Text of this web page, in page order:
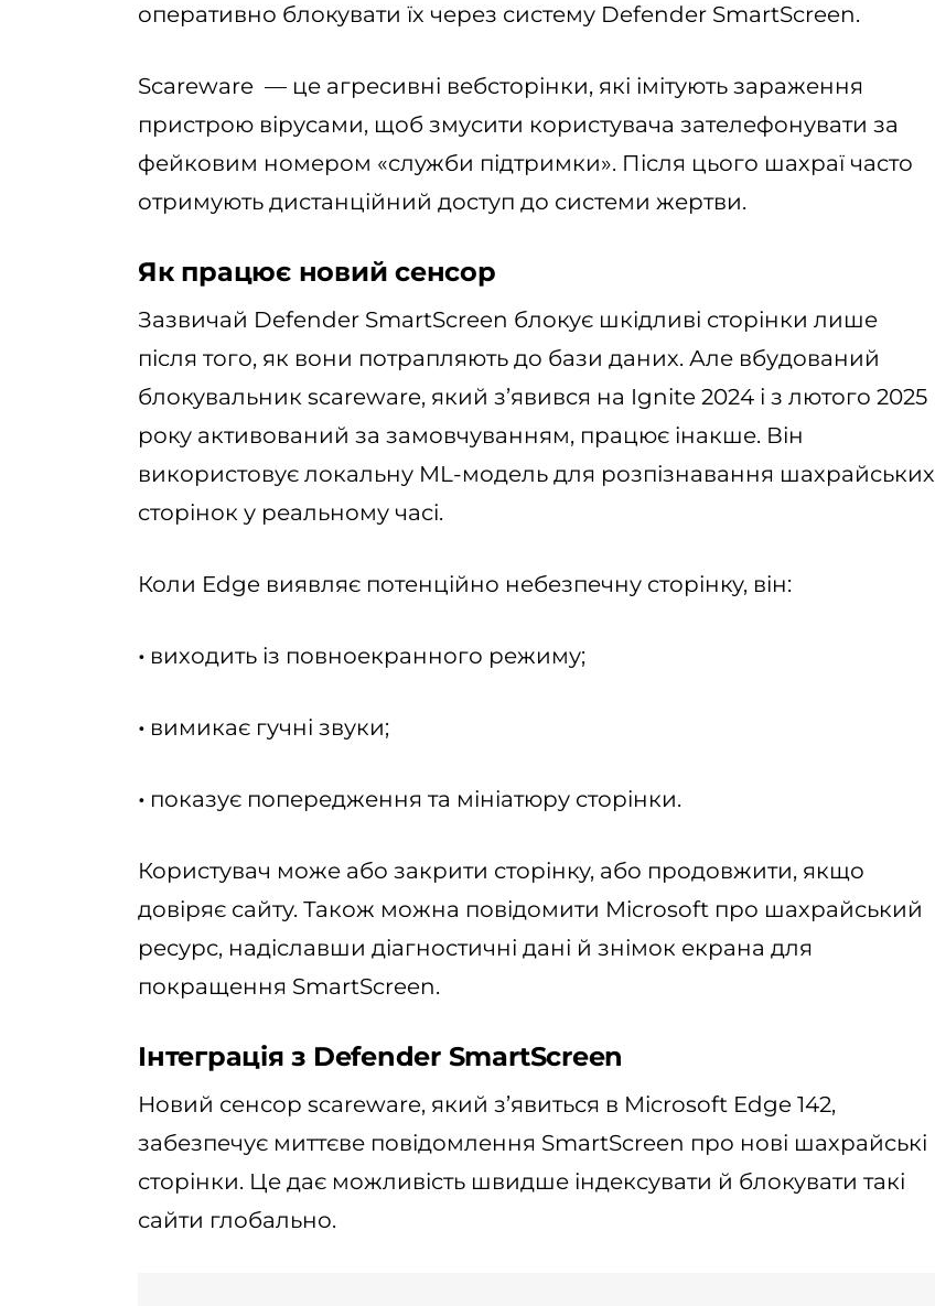
оперативно блокувати їх через систему Defender SmartScreen.
Scareware — це агресивні вебсторінки, які імітують зараження
пристрою вірусами, щоб змусити користувача зателефонувати за
фейковим номером «служби підтримки». Після цього шахраї часто
отримують дистанційний доступ до системи жертви.
Як працює новий сенсор
Зазвичай Defender SmartScreen блокує шкідливі сторінки лише
після того, як вони потрапляють до бази даних. Але вбудований
блокувальник scareware, який з’явився на Ignite 2024 і з лютого 2025
року активований за замовчуванням, працює інакше. Він
використовує локальну ML-модель для розпізнавання шахрайських
сторінок у реальному часі.
Коли Edge виявляє потенційно небезпечну сторінку, він:
• виходить із повноекранного режиму;
• вимикає гучні звуки;
• показує попередження та мініатюру сторінки.
Користувач може або закрити сторінку, або продовжити, якщо
довіряє сайту. Також можна повідомити Microsoft про шахрайський
ресурс, надіславши діагностичні дані й знімок екрана для
покращення SmartScreen.
Інтеграція з Defender SmartScreen
Новий сенсор scareware, який з’явиться в Microsoft Edge 142,
забезпечує миттєве повідомлення SmartScreen про нові шахрайські
сторінки. Це дає можливість швидше індексувати й блокувати такі
сайти глобально.